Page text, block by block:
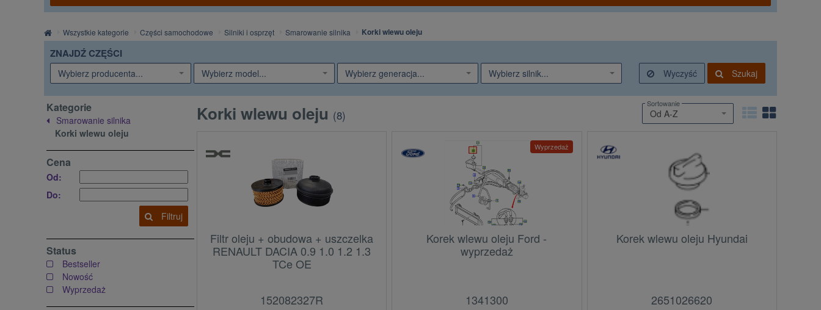
Strona
główna
Wszystkie kategorie Części samochodowe Silniki i osprzęt Smarowanie silnika Korki wlewu oleju
ZNAJDŹ CZĘŚCI
Wybierz producenta... Wybierz model... Wybierz generacja... Wybierz silnik... Wyczyść Szukaj
Kategorie
Smarowanie silnika
Korki wlewu oleju
Cena
Od:
Do:
Filtruj
Status
Bestseller
Nowość
Wyprzedaż
Korki wlewu oleju (8) Od A-Z
Sortowanie
Filtr oleju + obudowa + uszczelka
RENAULT DACIA 0.9 1.0 1.2 1.3
TCe OE
152082327R
Wyprzedaż
Korek wlewu oleju Ford -
wyprzedaż
1341300
Korek wlewu oleju Hyundai
2651026620